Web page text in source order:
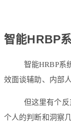
智能HRBP
智能HRBP系
效面谈辅助、内部
但这里有个反
个人的判断和洞察